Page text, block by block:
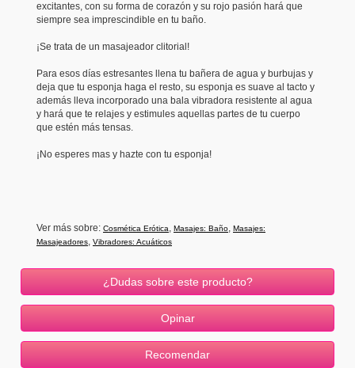
excitantes, con su forma de corazón y su rojo pasión hará que
siempre sea imprescindible en tu baño.
¡Se trata de un masajeador clitorial!
Para esos días estresantes llena tu bañera de agua y burbujas y
deja que tu esponja haga el resto, su esponja es suave al tacto y
además lleva incorporado una bala vibradora resistente al agua
y hará que te relajes y estimules aquellas partes de tu cuerpo
que estén más tensas.
¡No esperes mas y hazte con tu esponja!
Ver más sobre: Cosmética Erótica, Masajes: Baño, Masajes:
Masajeadores, Vibradores: Acuáticos
¿Dudas sobre este producto?